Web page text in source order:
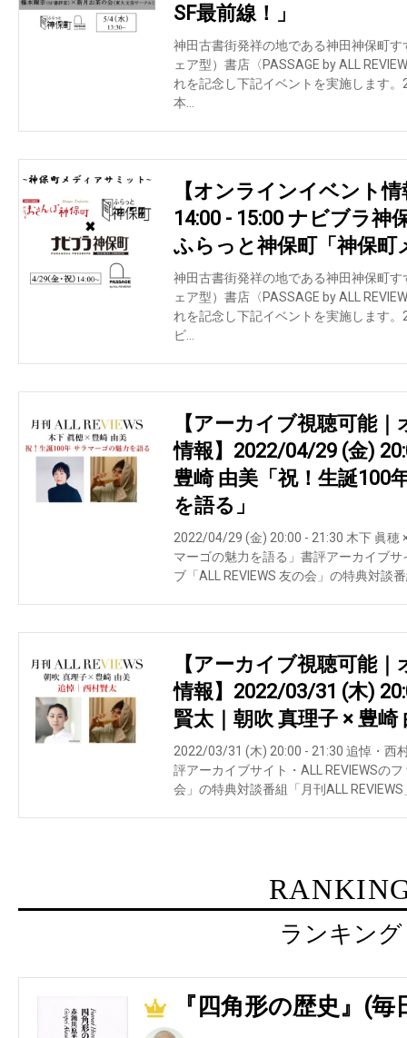
SF最前線！」
神田古書街発祥の地である神田神保町
ェア型）書店〈PASSAGE by ALL
れを記念し下記イベントを実施します
本…
【オンラインイベント
14:00 - 15:00 ナビブラ神
ふらっと神保町「神保
神田古書街発祥の地である神田神保町
ェア型）書店〈PASSAGE by ALL
れを記念し下記イベントを実施します
ビ…
【アーカイブ視聴可能
情報】2022/04/29 (金)
豊崎 由美「祝！生誕100
を語る」
2022/04/29 (金) 20:00 - 21:30 木下 眞穂
マーゴの魅力を語る」書評アーカイブサ
ブ「ALL REVIEWS 友の会」の特典対談
【アーカイブ視聴可能
情報】2022/03/31 (木)
賢太｜朝吹 真理子 × 豊崎
2022/03/31 (木) 20:00 - 21:30 追悼・西
評アーカイブサイト・ALL REVIEWSの
会」の特典対談番組「月刊ALL
ランキング
1 『四角形の歴史』(毎